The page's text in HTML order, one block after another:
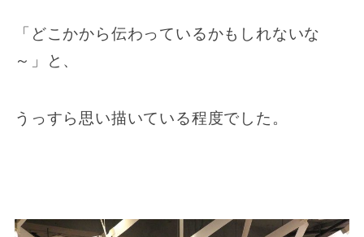
「どこかから伝わっているかもしれないな
～」と、
うっすら思い描いている程度でした。